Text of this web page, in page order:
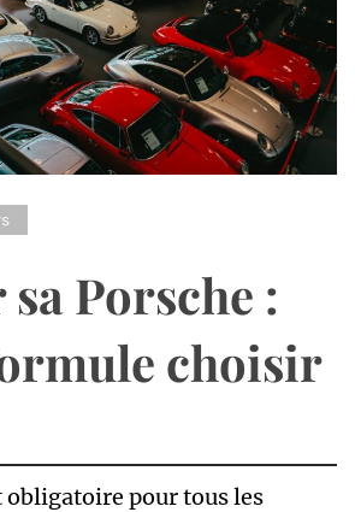
Porsche :
choisir
obligatoire pour tous les